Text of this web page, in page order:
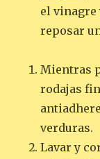
el vinagre
reposar
Mientras
rodajas
verduras.
Lavar y